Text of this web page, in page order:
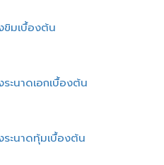
ขิมเบื้องต้น
ะนาดเอกเบื้องต้น
ระนาดทุ้มเบื้องต้น